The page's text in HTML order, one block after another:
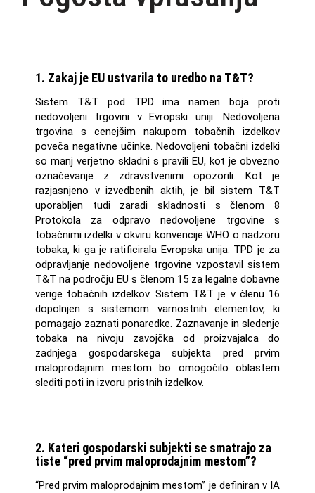
1. Zakaj je EU ustvarila to uredbo na T&T?
Sistem T&T pod TPD ima namen boja proti
nedovoljeni trgovini v Evropski uniji. Nedovoljena
trgovina s cenejšim nakupom tobačnih izdelkov
poveča negativne učinke. Nedovoljeni tobačni izdelki
so manj verjetno skladni s pravili EU, kot je obvezno
označevanje z zdravstvenimi opozorili. Kot je
razjasnjeno v izvedbenih aktih, je bil sistem T&T
uporabljen tudi zaradi skladnosti s členom 8
Protokola za odpravo nedovoljene trgovine s
tobačnimi izdelki v okviru konvencije WHO o nadzoru
tobaka, ki ga je ratificirala Evropska unija. TPD je za
odpravljanje nedovoljene trgovine vzpostavil sistem
T&T na področju EU s členom 15 za legalne dobavne
verige tobačnih izdelkov. Sistem T&T je v členu 16
dopolnjen s sistemom varnostnih elementov, ki
pomagajo zaznati ponaredke. Zaznavanje in sledenje
tobaka na nivoju zavojčka od proizvajalca do
zadnjega gospodarskega subjekta pred prvim
maloprodajnim mestom bo omogočilo oblastem
slediti poti in izvoru pristnih izdelkov.
2. Kateri gospodarski subjekti se smatrajo za
tiste “pred prvim maloprodajnim mestom”?
“Pred prvim maloprodajnim mestom” je definiran v IA